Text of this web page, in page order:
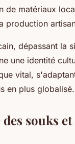
de matériaux
production
dépassant la
une identité
vital,
en plus globalisé.
souks